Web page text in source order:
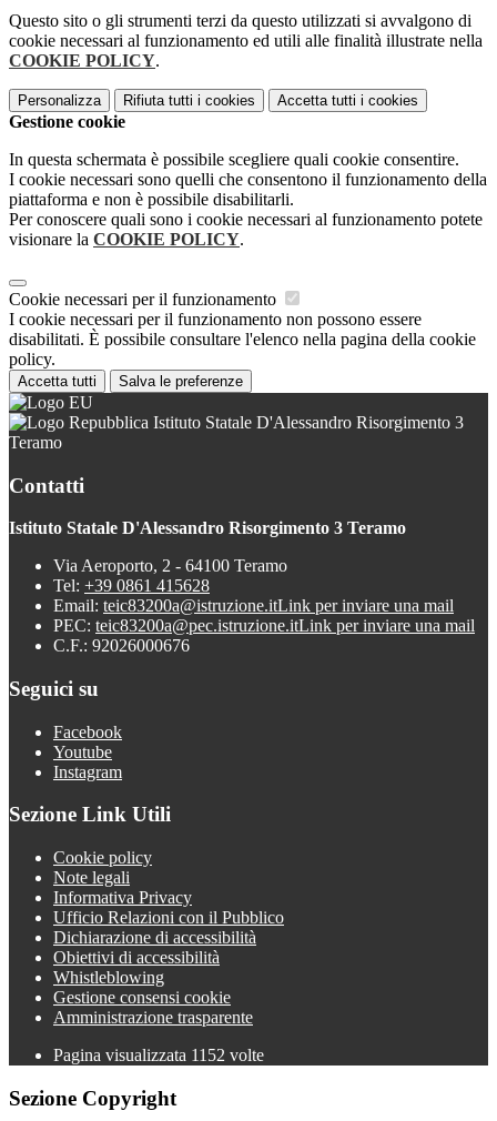
Questo sito o gli strumenti terzi da questo utilizzati si avvalgono di
cookie necessari al funzionamento ed utili alle finalità illustrate nella
COOKIE POLICY.
Personalizza Rifiuta tutti i cookies Accetta tutti i cookies
Gestione cookie
In questa schermata è possibile scegliere quali cookie consentire.
I cookie necessari sono quelli che consentono il funzionamento della
piattaforma e non è possibile disabilitarli.
Per conoscere quali sono i cookie necessari al funzionamento potete
visionare la COOKIE POLICY.
Cookie necessari per il funzionamento
I cookie necessari per il funzionamento non possono essere
disabilitati. È possibile consultare l'elenco nella pagina della cookie
policy.
Accetta tutti Salva le preferenze
Istituto Statale D'Alessandro Risorgimento 3
Teramo
Contatti
Istituto Statale D'Alessandro Risorgimento 3 Teramo
Via Aeroporto, 2 - 64100 Teramo
Tel: +39 0861 415628
Email: teic83200a@istruzione.itLink per inviare una mail
PEC: teic83200a@pec.istruzione.itLink per inviare una mail
C.F.: 92026000676
Seguici su
Facebook
Youtube
Instagram
Sezione Link Utili
Cookie policy
Note legali
Informativa Privacy
Ufficio Relazioni con il Pubblico
Dichiarazione di accessibilità
Obiettivi di accessibilità
Whistleblowing
Gestione consensi cookie
Amministrazione trasparente
Pagina visualizzata 1152 volte
Sezione Copyright